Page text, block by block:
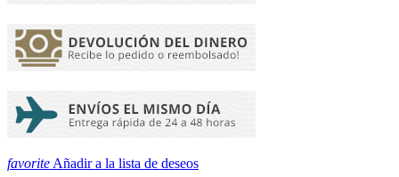
favorite Añadir a la lista de deseos